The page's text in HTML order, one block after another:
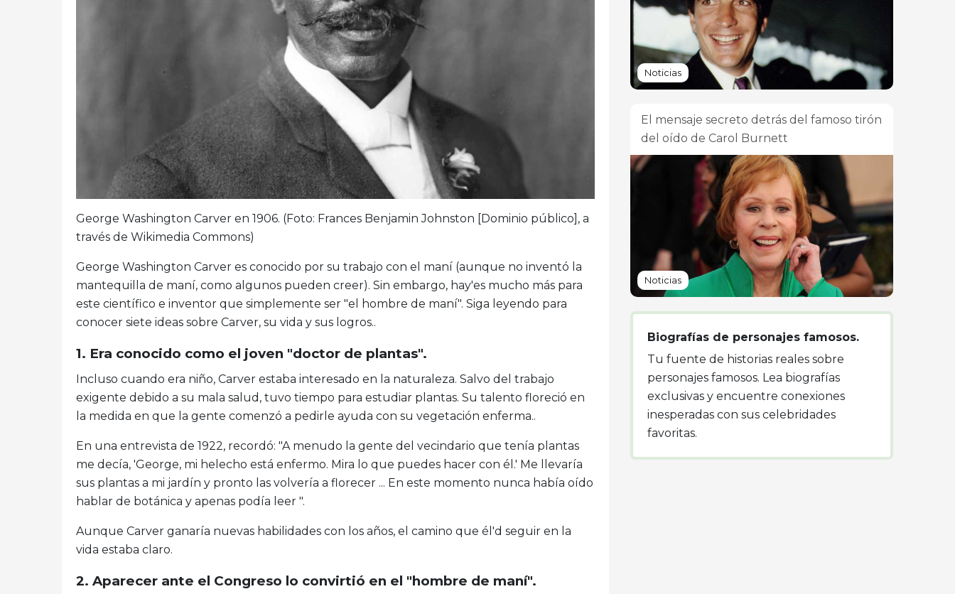
George Washington Carver en 1906. (Foto: Frances Benjamin Johnston [Dominio público], a
través de Wikimedia Commons)
George Washington Carver es conocido por su trabajo con el maní (aunque no inventó la
mantequilla de maní, como algunos pueden creer). Sin embargo, hay'es mucho más para
este científico e inventor que simplemente ser "el hombre de maní". Siga leyendo para
conocer siete ideas sobre Carver, su vida y sus logros..
1. Era conocido como el joven "doctor de plantas".
Incluso cuando era niño, Carver estaba interesado en la naturaleza. Salvo del trabajo
exigente debido a su mala salud, tuvo tiempo para estudiar plantas. Su talento floreció en
la medida en que la gente comenzó a pedirle ayuda con su vegetación enferma..
En una entrevista de 1922, recordó: "A menudo la gente del vecindario que tenía plantas
me decía, 'George, mi helecho está enfermo. Mira lo que puedes hacer con él.' Me llevaría
sus plantas a mi jardín y pronto las volvería a florecer ... En este momento nunca había oído
hablar de botánica y apenas podía leer ".
Aunque Carver ganaría nuevas habilidades con los años, el camino que él'd seguir en la
vida estaba claro.
2. Aparecer ante el Congreso lo convirtió en el "hombre de maní".
Noticias
El mensaje secreto detrás del famoso tirón
del oído de Carol Burnett
Noticias
Biografías de personajes famosos.
Tu fuente de historias reales sobre
personajes famosos. Lea biografías
exclusivas y encuentre conexiones
inesperadas con sus celebridades
favoritas.